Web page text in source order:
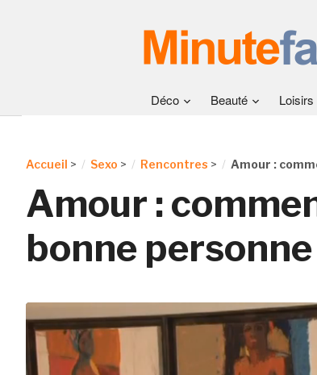
Déco Beauté Loisirs
Accueil > Sexo > Rencontres > Amour :
Amour :
bonne personne